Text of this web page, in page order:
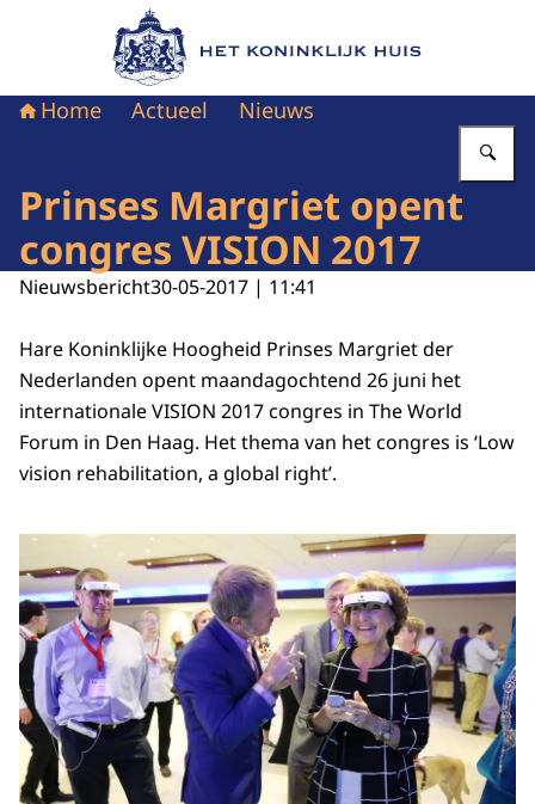
Naar de homepage van Het Koninklijk Huis
Home Actueel Nieuws
Prinses Margriet opent
congres VISION 2017
Nieuwsbericht30-05-2017 | 11:41
Hare Koninklijke Hoogheid Prinses Margriet der
Nederlanden opent maandagochtend 26 juni het
internationaleVISION 2017 congres in The World
Forum in Den Haag. Het thema van het congres is ‘Low
vision rehabilitation, a global right’.